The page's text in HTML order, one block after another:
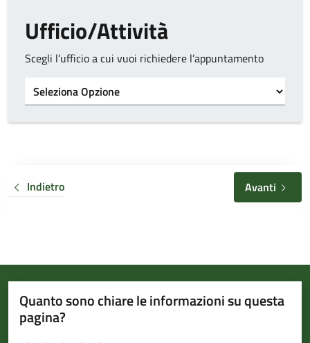
Ufficio/Attività
Scegli l’ufficio a cui vuoi richiedere l’appuntamento
Indietro Avanti
Quanto sono chiare le informazioni su questa
pagina?